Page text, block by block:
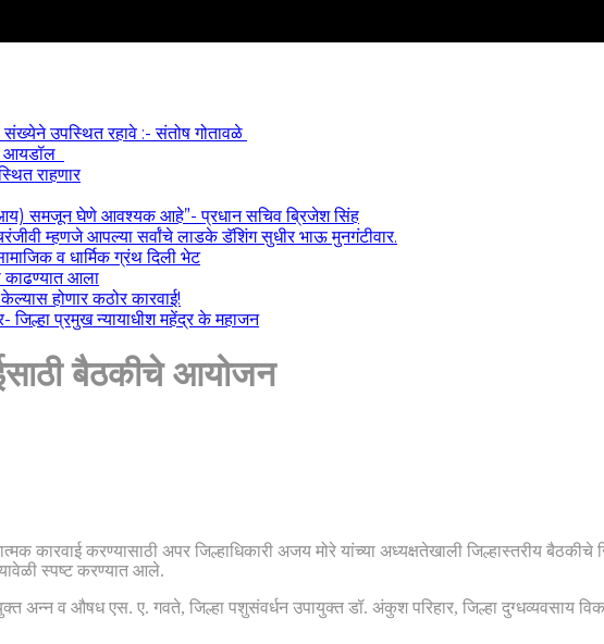
संख्येने उपस्थित रहावे :- संतोष गोतावळे
आयडॉल
राहणार
(एआय) समजून घेणे आवश्यक आहे”- प्रधान सचिव ब्रिजेश सिंह
म्हणजे आपल्या सर्वांचे लाडके डॅशिंग सुधीर भाऊ मुनगंटीवार.
व धार्मिक ग्रंथ दिली भेट
काढण्यात आला
केल्यास होणार कठोर कारवाई!
जिल्हा प्रमुख न्यायाधीश महेंद्र के महाजन
बैठकीचे आयोजन
कारवाई करण्यासाठी अपर जिल्हाधिकारी अजय मोरे यांच्या अध्यक्षतेखाली जिल्हास्तरीय
स्पष्ट करण्यात आले.
व औषध एस. ए. गवते, जिल्हा पशुसंवर्धन उपायुक्त डॉ. अंकुश परिहार, जिल्हा दुग्धव्यवसाय